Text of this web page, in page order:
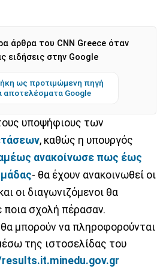
άρθρα του CNN Greece όταν
ειδήσεις στην Google
ως προτιμώμενη πηγή
αποτελέσματα Google
υποψήφιους των
, καθώς η υπουργός
ανακοίνωσε πως έως
- θα έχουν ανακοινωθεί οι
οι διαγωνιζόμενοι θα
ποια σχολή πέρασαν.
θα μπορούν να πληροφορούνται
της ιστοσελίδας του